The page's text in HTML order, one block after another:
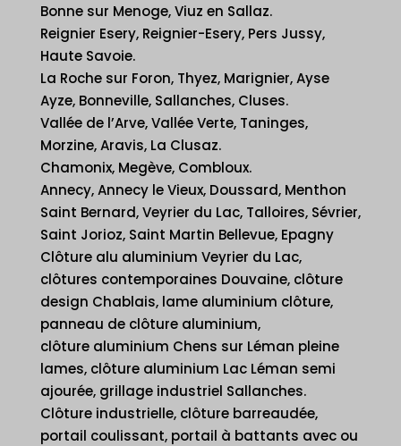
Bonne sur Menoge, Viuz en Sallaz.
Reignier Esery, Reignier-Esery, Pers Jussy,
Haute Savoie.
La Roche sur Foron, Thyez, Marignier, Ayse
Ayze, Bonneville, Sallanches, Cluses.
Vallée de l’Arve, Vallée Verte, Taninges,
Morzine, Aravis, La Clusaz.
Chamonix, Megève, Combloux.
Annecy, Annecy le Vieux, Doussard, Menthon
Saint Bernard, Veyrier du Lac, Talloires, Sévrier,
Saint Jorioz, Saint Martin Bellevue, Epagny
Clôture alu aluminium Veyrier du Lac,
clôtures contemporaines Douvaine, clôture
design Chablais, lame aluminium clôture,
panneau de clôture aluminium,
clôture aluminium Chens sur Léman pleine
lames, clôture aluminium Lac Léman semi
ajourée, grillage industriel Sallanches.
Clôture industrielle, clôture barreaudée,
portail coulissant, portail à battants avec ou